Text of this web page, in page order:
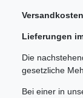
Versandkosten
Lieferungen
Die
gesetzliche
Bei einer in